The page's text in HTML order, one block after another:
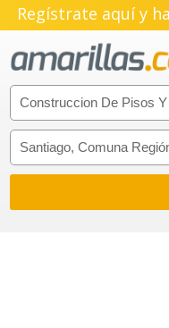
Regístrate aquí y